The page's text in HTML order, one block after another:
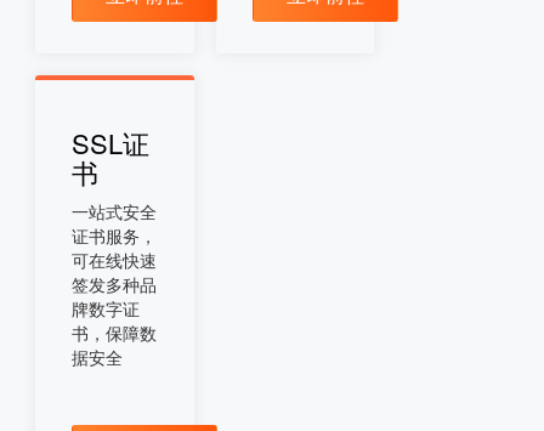
SSL证
书
一站式安全
证书服务，
可在线快速
签发多种品
牌数字证
书，保障数
据安全